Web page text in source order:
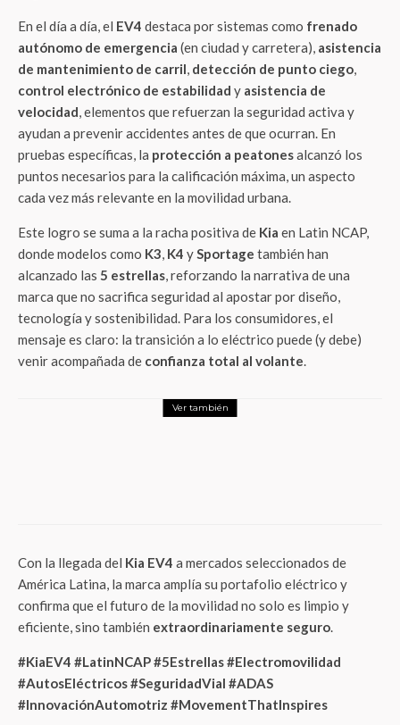
En el día a día, el EV4 destaca por sistemas como frenado
autónomo de emergencia (en ciudad y carretera), asistencia
de mantenimiento de carril, detección de punto ciego,
control electrónico de estabilidad y asistencia de
velocidad, elementos que refuerzan la seguridad activa y
ayudan a prevenir accidentes antes de que ocurran. En
pruebas específicas, la protección a peatonesalcanzó los
puntos necesarios para la calificación máxima, un aspecto
cada vez más relevante en la movilidad urbana.
Este logro se suma a la racha positiva de Kia en Latin NCAP,
donde modelos como K3, K4 ySportage también han
alcanzado las 5 estrellas, reforzando la narrativa de una
marca que no sacrifica seguridad al apostar por diseño,
tecnología y sostenibilidad. Para los consumidores, el
mensaje es claro: la transición a lo eléctrico puede (y debe)
venir acompañada de confianza total al volante.
Ver también
Con la llegada del Kia EV4 a mercados seleccionados de
América Latina, la marca amplía su portafolio eléctrico y
confirma que el futuro de la movilidad no solo es limpio y
eficiente, sino también extraordinariamente seguro.
#KiaEV4 #LatinNCAP #5Estrellas #Electromovilidad
#AutosEléctricos #SeguridadVial #ADAS
#InnovaciónAutomotriz #MovementThatInspires